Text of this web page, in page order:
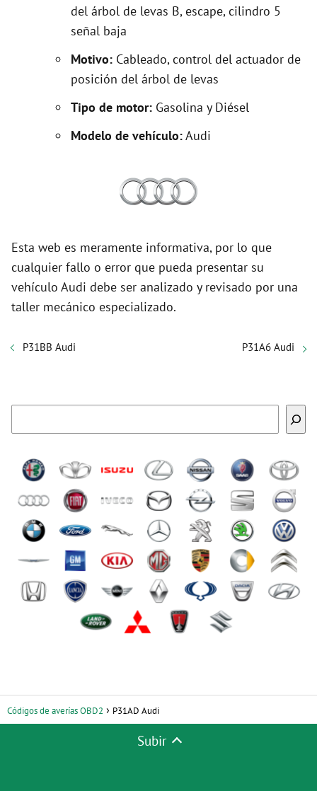
del árbol de levas B, escape, cilindro 5
señal baja
Motivo: Cableado, control del actuador de
posición del árbol de levas
Tipo de motor: Gasolina y Diésel
Modelo de vehículo:Audi
Esta web es meramente informativa, por lo que
cualquier fallo o error que pueda presentar su
vehículo Audi debe ser analizado y revisado por una
taller mecánico especializado.
P31BB Audi P31A6 Audi
Códigos de averías OBD2 P31AD Audi
Subir